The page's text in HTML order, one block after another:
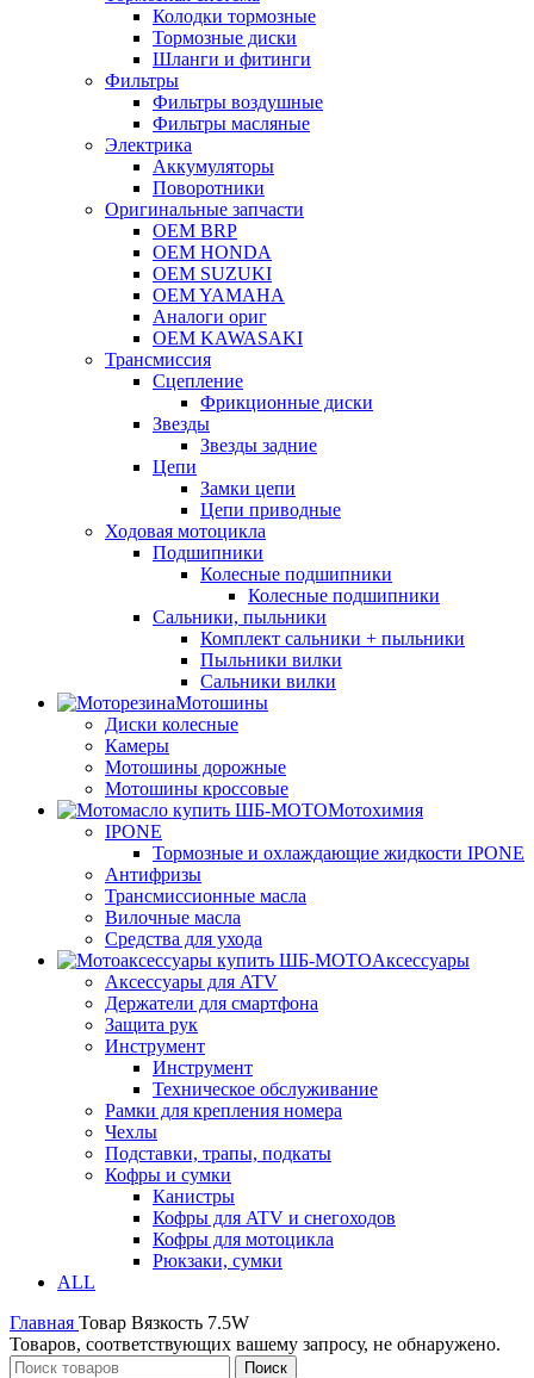
Колодки тормозные
Тормозные диски
Шланги и фитинги
Фильтры
Фильтры воздушные
Фильтры масляные
Электрика
Аккумуляторы
Поворотники
Оригинальные запчасти
OEM BRP
OEM HONDA
OEM SUZUKI
OEM YAMAHA
Аналоги ориг
OEM KAWASAKI
Трансмиссия
Cцепление
Фрикционные диски
Звезды
Звезды задние
Цепи
Замки цепи
Цепи приводные
Ходовая мотоцикла
Подшипники
Колесные подшипники
Колесные подшипники
Сальники, пыльники
Комплект сальники + пыльники
Пыльники вилки
Сальники вилки
Мотошины
Диски колесные
Камеры
Мотошины дорожные
Мотошины кроссовые
Мотохимия
IPONE
Тормозные и охлаждающие жидкости IPONE
Антифризы
Трансмиссионные масла
Вилочные масла
Средства для ухода
Аксессуары
Аксессуары для ATV
Держатели для смартфона
Защита рук
Инструмент
Инструмент
Техническое обслуживание
Рамки для крепления номера
Чехлы
Подставки, трапы, подкаты
Кофры и сумки
Канистры
Кофры для ATV и снегоходов
Кофры для мотоцикла
Рюкзаки, сумки
ALL
Главная Товар Вязкость 7.5W
Товаров, соответствующих вашему запросу, не обнаружено.
Поиск